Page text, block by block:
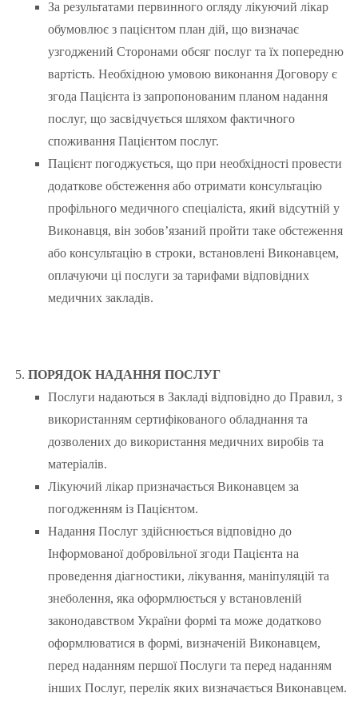
За результатами первинного огляду лікуючий лікар
обумовлює з пацієнтом план дій, що визначає
узгоджений Сторонами обсяг послуг та їх попередню
вартість. Необхідною умовою виконання Договору є
згода Пацієнта із запропонованим планом надання
послуг, що засвідчується шляхом фактичного
споживання Пацієнтом послуг.
Пацієнт погоджується, що при необхідності провести
додаткове обстеження або отримати консультацію
профільного медичного спеціаліста, який відсутній у
Виконавця, він зобов’язаний пройти таке обстеження
або консультацію в строки, встановлені Виконавцем,
оплачуючи ці послуги за тарифами відповідних
медичних закладів.
ПОРЯДОК НАДАННЯ ПОСЛУГ
Послуги надаються в Закладі відповідно до Правил, з
використанням сертифікованого обладнання та
дозволених до використання медичних виробів та
матеріалів.
Лікуючий лікар призначається Виконавцем за
погодженням із Пацієнтом.
Надання Послуг здійснюється відповідно до
Інформованої добровільної згоди Пацієнта на
проведення діагностики, лікування, маніпуляцій та
знеболення, яка оформлюється у встановленій
законодавством України формі та може додатково
оформлюватися в формі, визначеній Виконавцем,
перед наданням першої Послуги та перед наданням
інших Послуг, перелік яких визначається Виконавцем.